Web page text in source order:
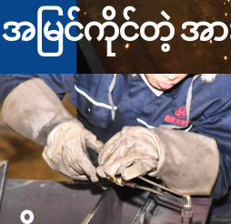
အမြင်ကိုင်တဲ့ အ